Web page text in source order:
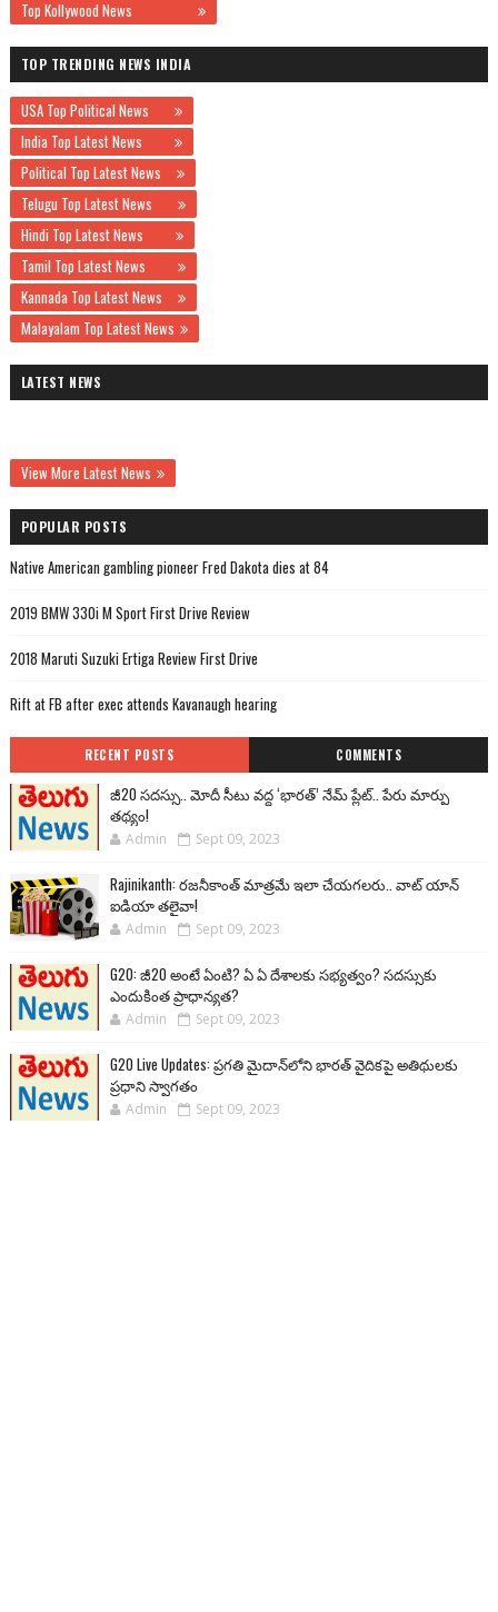
Top Kollywood News
TOP TRENDING NEWS INDIA
USA Top Political News
India Top Latest News
Political Top Latest News
Telugu Top Latest News
Hindi Top Latest News
Tamil Top Latest News
Kannada Top Latest News
Malayalam Top Latest News
LATEST NEWS
View More Latest News
POPULAR POSTS
Native American gambling pioneer Fred Dakota dies at 84
2019 BMW 330i M Sport First Drive Review
2018 Maruti Suzuki Ertiga Review First Drive
Rift at FB after exec attends Kavanaugh hearing
RECENT POSTS COMMENTS
జీ20 సదస్సు.. మోదీ సీటు వద్ద ‘భారత్’ నేమ్ ప్లేట్‌.. పేరు మార్పు
తథ్యం!
Admin Sept 09, 2023
Rajinikanth: రజనీకాంత్ మాత్రమే ఇలా చేయగలరు.. వాట్ యాన్
ఐడియా తలైవా!
Admin Sept 09, 2023
G20: జీ20 అంటే ఏంటి? ఏ ఏ దేశాలకు సభ్యత్వం? సదస్సుకు
ఎందుకింత ప్రాధాన్యత?
Admin Sept 09, 2023
G20 Live Updates: ప్రగతి మైదాన్‌లోని భారత్ వైదికపై అతిథులకు
ప్రధాని స్వాగతం
Admin Sept 09, 2023